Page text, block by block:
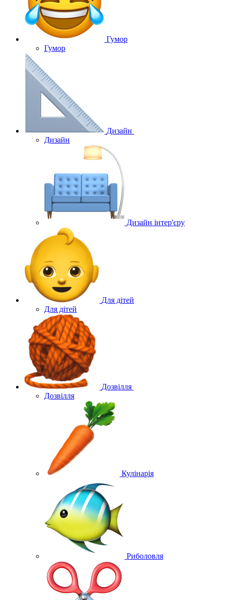
Гумор
Гумор
Дизайн
Дизайн
Дизайн інтер'єру
Для дітей
Для дітей
Дозвілля
Дозвілля
Кулінарія
Риболовля